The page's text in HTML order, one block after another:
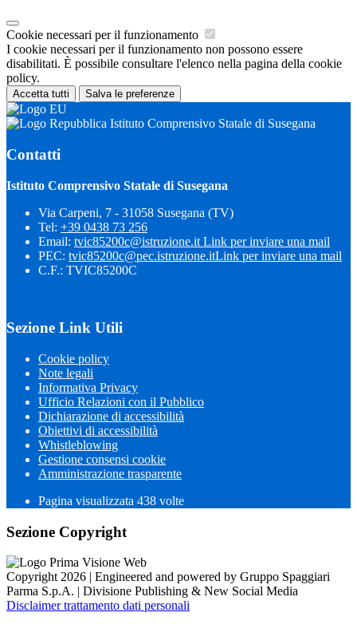
Cookie necessari per il funzionamento
I cookie necessari per il funzionamento non possono essere
disabilitati. È possibile consultare l'elenco nella pagina della cookie
policy.
Accetta tutti Salva le preferenze
Istituto Comprensivo Statale di Susegana
Contatti
Istituto Comprensivo Statale di Susegana
Via Carpeni, 7 - 31058 Susegana (TV)
Tel: +39 0438 73 256
Email: tvic85200c@istruzione.it Link per inviare una mail
PEC: tvic85200c@pec.istruzione.itLink per inviare una mail
C.F.: TVIC85200C
Sezione Link Utili
Cookie policy
Note legali
Informativa Privacy
Ufficio Relazioni con il Pubblico
Dichiarazione di accessibilità
Obiettivi di accessibilità
Whistleblowing
Gestione consensi cookie
Amministrazione trasparente
Pagina visualizzata 438 volte
Sezione Copyright
Copyright 2026 | Engineered and powered by Gruppo Spaggiari
Parma S.p.A. | Divisione Publishing & New Social Media
Disclaimer trattamento dati personali